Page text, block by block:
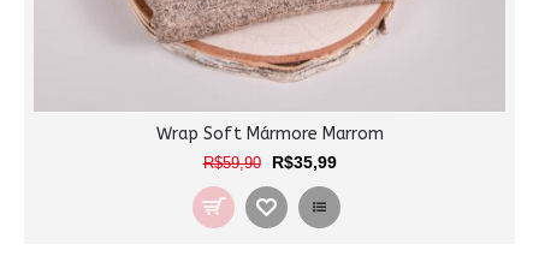
Wrap Soft Mármore Marrom
R$59,90 R$35,99